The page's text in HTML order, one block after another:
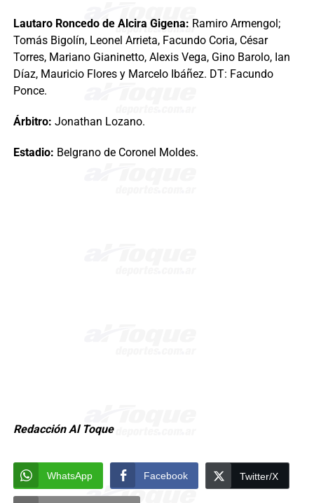
Lautaro Roncedo de Alcira Gigena: Ramiro Armengol;
Tomás Bigolín, Leonel Arrieta, Facundo Coria, César
Torres, Mariano Gianinetto, Alexis Vega, Gino Barolo, Ian
Díaz, Mauricio Flores y Marcelo Ibáñez. DT: Facundo
Ponce.
Árbitro: Jonathan Lozano.
Estadio: Belgrano de Coronel Moldes.
Redacción Al Toque
WhatsApp Facebook Twitter/X